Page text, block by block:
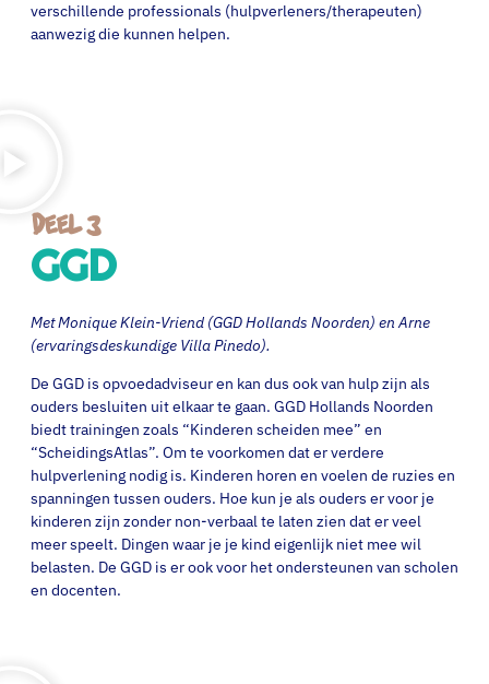
verschillende professionals (hulpverleners/therapeuten)
aanwezig die kunnen helpen.
Deel 3
GGD
Met Monique Klein-Vriend (GGD Hollands Noorden) en Arne
(ervaringsdeskundige Villa Pinedo).
De GGD is opvoedadviseur en kan dus ook van hulp zijn als
ouders besluiten uit elkaar te gaan. GGD Hollands Noorden
biedt trainingen zoals “Kinderen scheiden mee” en
“ScheidingsAtlas”. Om te voorkomen dat er verdere
hulpverlening nodig is. Kinderen horen en voelen de ruzies en
spanningen tussen ouders. Hoe kun je als ouders er voor je
kinderen zijn zonder non-verbaal te laten zien dat er veel
meer speelt. Dingen waar je je kind eigenlijk niet mee wil
belasten. De GGD is er ook voor het ondersteunen van scholen
en docenten.